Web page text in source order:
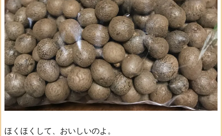
ほくほくして、おいしいのよ。